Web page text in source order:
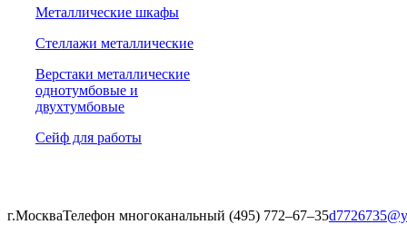
Металлические шкафы
Стеллажи металлические
Верстаки металлические
однотумбовые и
двухтумбовые
Сейф для работы
г.МоскваТелефон многоканальный (495) 772‒67‒35